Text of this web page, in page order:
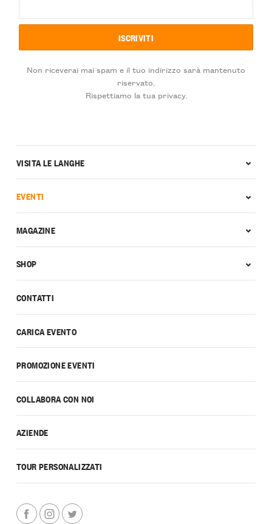
Non riceverai mai spam e il tuo indirizzo sarà mantenuto
riservato.
Rispettiamo la tua privacy.
CONTATTI
CARICA EVENTO
PROMOZIONE EVENTI
COLLABORA CON NOI
AZIENDE
TOUR PERSONALIZZATI
VISITA LE LANGHE
EVENTI
MAGAZINE
SHOP